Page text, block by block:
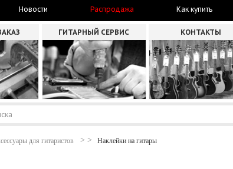
Новости Распродажа Как купить
ГИТАРНЫЙ СЕРВИС КОНТАКТЫ
для гитаристов Наклейки на гитары